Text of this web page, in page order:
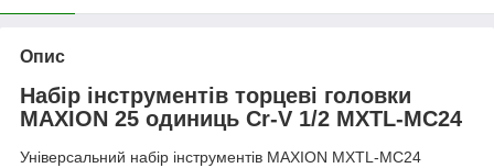
Опис
Набір інструментів торцеві головки
MAXION 25 одиниць Cr-V 1/2 MXTL-MC24
Універсальний набір інструментів MAXION MXTL-MC24